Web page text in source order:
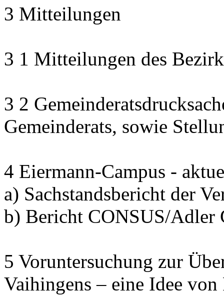
3 Mitteilungen
3 1 Mitteilungen des
3 2
Gemeinderats, sowie
4 Eiermann-Campus -
a) Sachstandsbericht der
b) Bericht CONSUS/Adler
5 Voruntersuchung zur
Vaihingens – eine Idee